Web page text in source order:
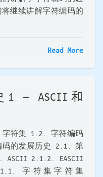
将继续讲解字符编码的
Read More
1 — ASCII和
符集 1.2. 字符编码
的发展历史 2.1. 第
ASCII 2.1.2. EASCII
字符集字符集